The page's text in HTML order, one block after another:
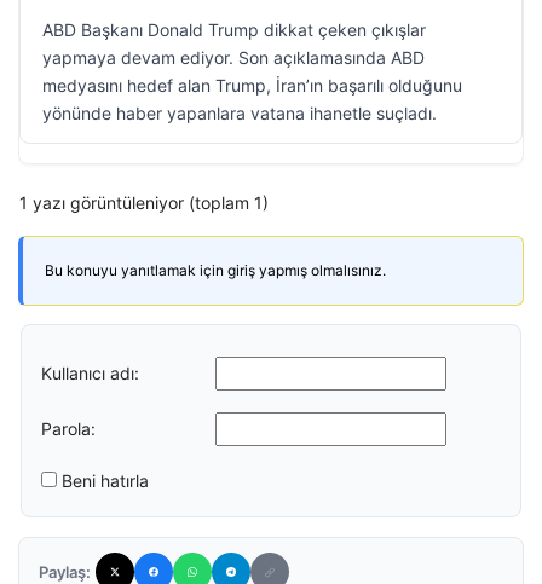
ABD Başkanı Donald Trump dikkat çeken çıkışlar
yapmaya devam ediyor. Son açıklamasında ABD
medyasını hedef alan Trump, İran’ın başarılı olduğunu
yönünde haber yapanlara vatana ihanetle suçladı.
1 yazı görüntüleniyor (toplam 1)
Bu konuyu yanıtlamak için giriş yapmış olmalısınız.
Kullanıcı adı:
Parola:
Beni hatırla
Paylaş: